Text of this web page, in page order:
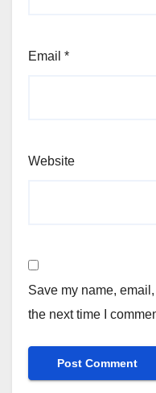
Email *
Website
Save my name,
the next time I